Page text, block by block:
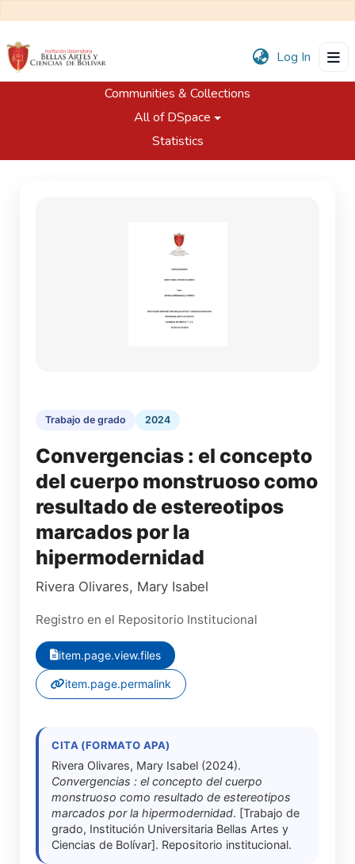
Log In
Communities & Collections
All of DSpace
Statistics
Trabajos de Grado
Programa de Artes Plásticas
Convergencias : el concepto del cuerpo monstruoso como resultado de estereotipos marcados por la hipermodernidad
Trabajo de grado 2024
Convergencias : el concepto
del cuerpo monstruoso como
resultado de estereotipos
marcados por la
hipermodernidad
Rivera Olivares, Mary Isabel
Registro en el Repositorio Institucional
item.page.view.files
item.page.permalink
CITA (FORMATO APA)
Rivera Olivares, Mary Isabel (2024).
Convergencias : el concepto del cuerpo
monstruoso como resultado de estereotipos
marcados por la hipermodernidad. [Trabajo de
grado, Institución Universitaria Bellas Artes y
Ciencias de Bolívar]. Repositorio institucional.